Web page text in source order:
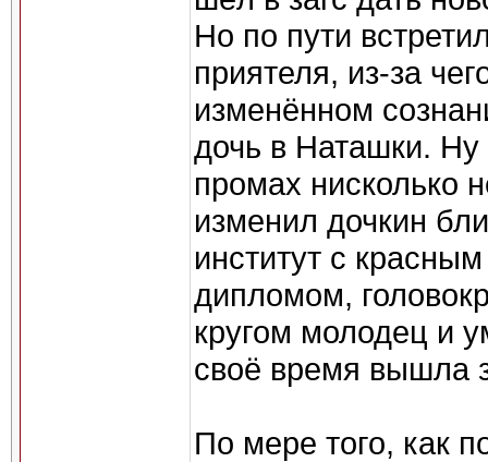
Но по пути
приятеля, из-за
изменённом
дочь в Наташки.
промах нисколько
изменил дочкин
институт с красным
дипломом,
кругом молодец и
своё время вышла
По мере того, как